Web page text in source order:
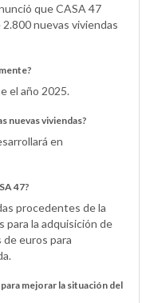
que CASA 47
nuevas viviendas
el año 2025.
nuevas viviendas?
en
47?
procedentes de la
para la adquisición de
euros para
mejorar la situación del